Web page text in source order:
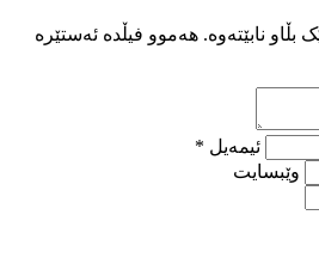
بڵاو نابێتەوە. هەموو فیڵدە ئەستێرە
ئیمەیل *
وێبسایت